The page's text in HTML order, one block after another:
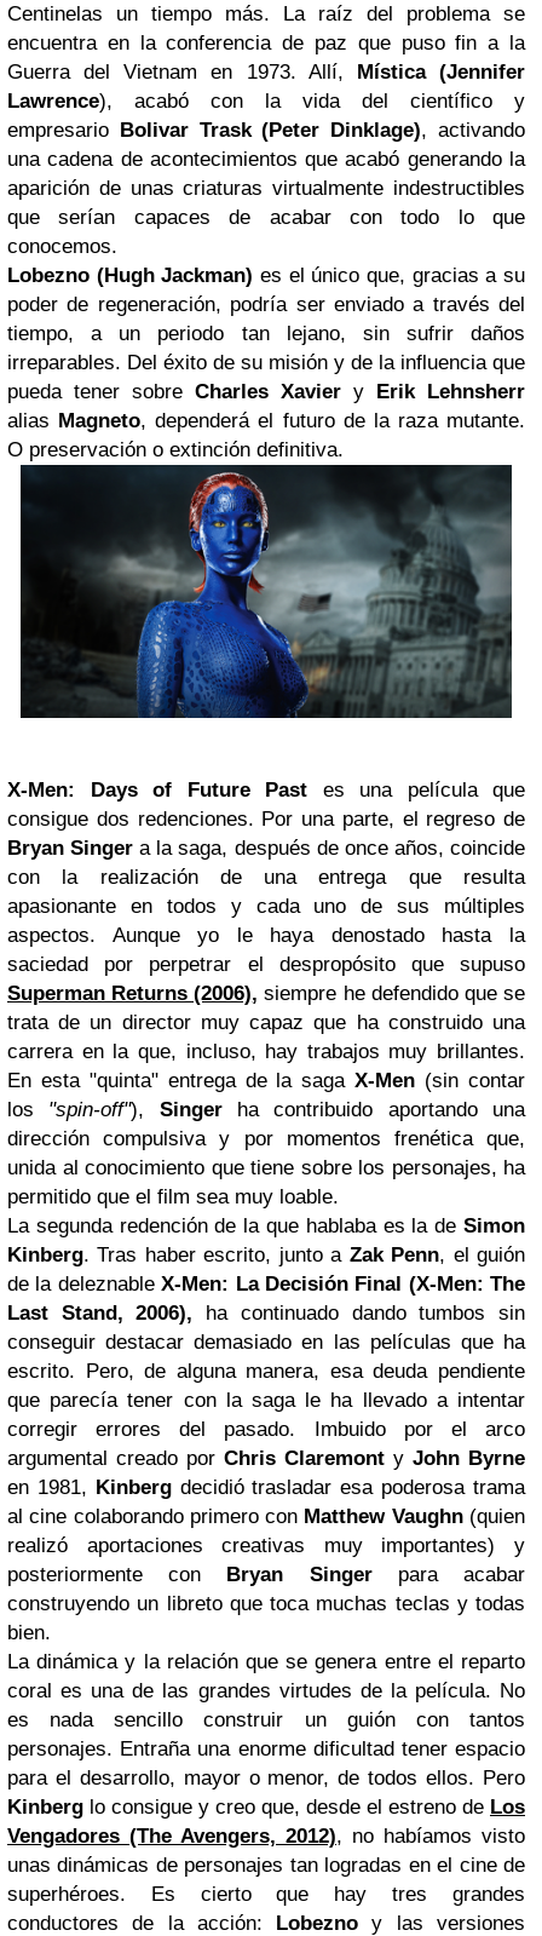
Centinelas un tiempo más. La raíz del problema se
encuentra en la conferencia de paz que puso fin a la
Guerra del Vietnam en 1973. Allí, Mística (Jennifer
Lawrence), acabó con la vida del científico y
empresario Bolivar Trask (Peter Dinklage), activando
una cadena de acontecimientos que acabó generando la
aparición de unas criaturas virtualmente indestructibles
que serían capaces de acabar con todo lo que
conocemos.
Lobezno (Hugh Jackman) es el único que, gracias a su
poder de regeneración, podría ser enviado a través del
tiempo, a un periodo tan lejano, sin sufrir daños
irreparables. Del éxito de su misión y de la influencia que
pueda tener sobre Charles Xavier y Erik Lehnsherr
alias Magneto, dependerá el futuro de la raza mutante.
O preservación o extinción definitiva.
X-Men: Days of Future Past es una película que
consigue dos redenciones. Por una parte, el regreso de
Bryan Singer a la saga, después de once años, coincide
con la realización de una entrega que resulta
apasionante en todos y cada uno de sus múltiples
aspectos. Aunque yo le haya denostado hasta la
saciedad por perpetrar el despropósito que supuso
Superman Returns (2006), siempre he defendido que se
trata de un director muy capaz que ha construido una
carrera en la que, incluso, hay trabajos muy brillantes.
En esta "quinta" entrega de la sagaX-Men (sin contar
los "spin-off"), Singerha contribuido aportando una
dirección compulsiva y por momentos frenética que,
unida al conocimiento que tiene sobre los personajes, ha
permitido que el film sea muy loable.
La segunda redención de la que hablaba es la de Simon
Kinberg. Tras haber escrito, junto a Zak Penn, el guión
de la deleznableX-Men: La Decisión Final (X-Men: The
Last Stand, 2006), ha continuado dando tumbos sin
conseguir destacar demasiado en las películas que ha
escrito. Pero, de alguna manera, esa deuda pendiente
que parecía tener con la saga le ha llevado a intentar
corregir errores del pasado. Imbuido por el arco
argumental creado por Chris Claremont y John Byrne
en 1981, Kinbergdecidió trasladar esa poderosa trama
al cine colaborando primero con Matthew Vaughn(quien
realizó aportaciones creativas muy importantes) y
posteriormente con Bryan Singerpara acabar
construyendo un libreto que toca muchas teclas y todas
bien.
La dinámica y la relación que se genera entre el reparto
coral es una de las grandes virtudes de la película. No
es nada sencillo construir un guión con tantos
personajes. Entraña una enorme dificultad tener espacio
para el desarrollo, mayor o menor, de todos ellos. Pero
Kinberg lo consigue y creo que, desde el estreno de Los
Vengadores (The Avengers, 2012), no habíamos visto
unas dinámicas de personajes tan logradas en el cine de
superhéroes. Es cierto que hay tres grandes
conductores de la acción: Lobezno y las versiones